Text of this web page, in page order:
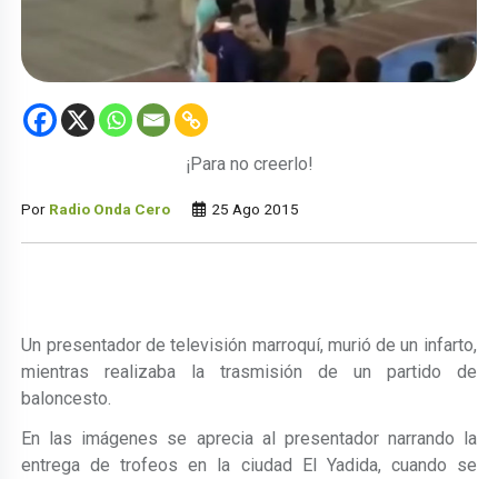
¡Para no creerlo!
Por Radio Onda Cero 25 Ago 2015
Un presentador de televisión marroquí, murió de un infarto,
mientras realizaba la trasmisión de un partido de
baloncesto.
En las imágenes se aprecia al presentador narrando la
entrega de trofeos en la ciudad El Yadida, cuando se